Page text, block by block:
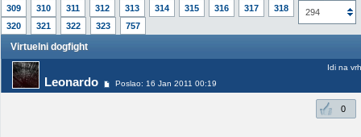
309
310 311 312 313 314 315 316 317 318
319
320
321 322 323 757
294
Virtuelni dogfight
Leonardo Poslao: 16 Jan 2011 00:19
Idi na vrh
0